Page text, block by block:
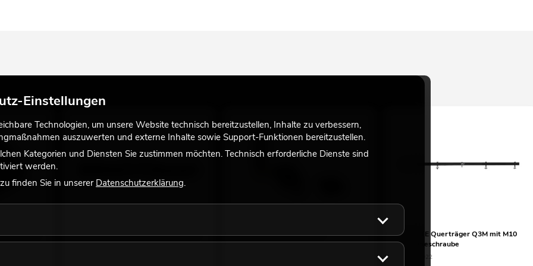
OMNITRONIC BPS-3 Transporttasche
(Stativ 2x)
EUROLITE QuickDMX USB
Funksender/Empfänger
EUROLITE Querträger Q3M mit M10
Aufnahmeschraube
No. 59007022
Einstellungen
Technologien, um unsere Website technisch bereitzustellen, Inhalte zu verbessern,
auszuwerten und externe Inhalte sowie Support-Funktionen bereitzustellen.
Kategorien und Diensten Sie zustimmen möchten. Technisch erforderliche Dienste sind
werden.
finden Sie in unserer Datenschutzerklärung.